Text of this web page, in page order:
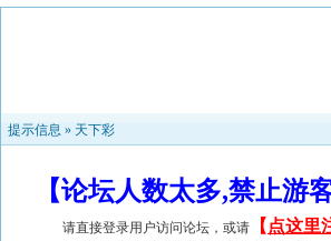
提示信息 » 天下彩
【论坛人数太多,禁止
请直接登录用户访问论坛，或请 【 点这里